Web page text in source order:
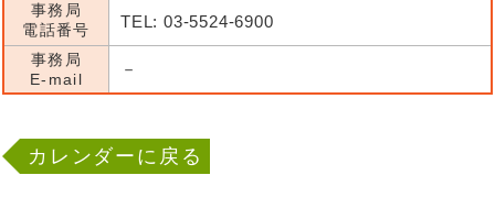
事務局
電話番号
TEL: 03-5524-6900
事務局
E-mail
－
カレンダーに戻る